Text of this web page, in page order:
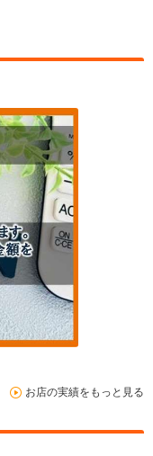
お店の実績をもっと見る